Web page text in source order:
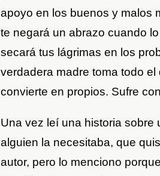
apoyo en los buenos y malos
te negará un abrazo cuando
secará tus lágrimas en los
verdadera madre toma todo
convierte en propios. Sufre
Una vez leí una historia sobre
alguien la necesitaba, que
autor, pero lo menciono